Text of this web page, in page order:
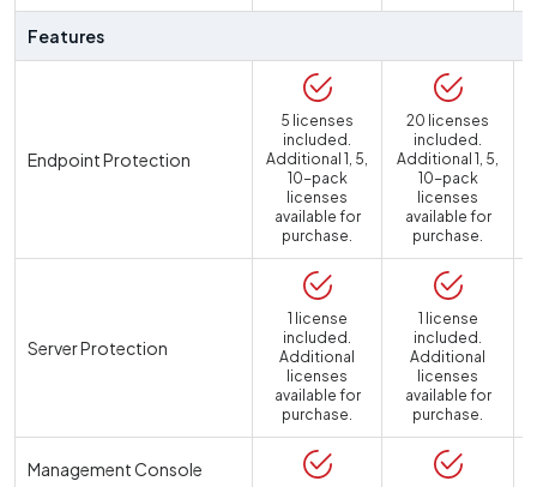
Features
Endpoint Protection
5 licenses
included.
Additional 1, 5,
10-pack
licenses
available for
purchase.
20 licenses
included.
Additional 1, 5,
10-pack
licenses
available for
purchase.
Server Protection
1 license
included.
Additional
licenses
available for
purchase.
1 license
included.
Additional
licenses
available for
purchase.
Management Console